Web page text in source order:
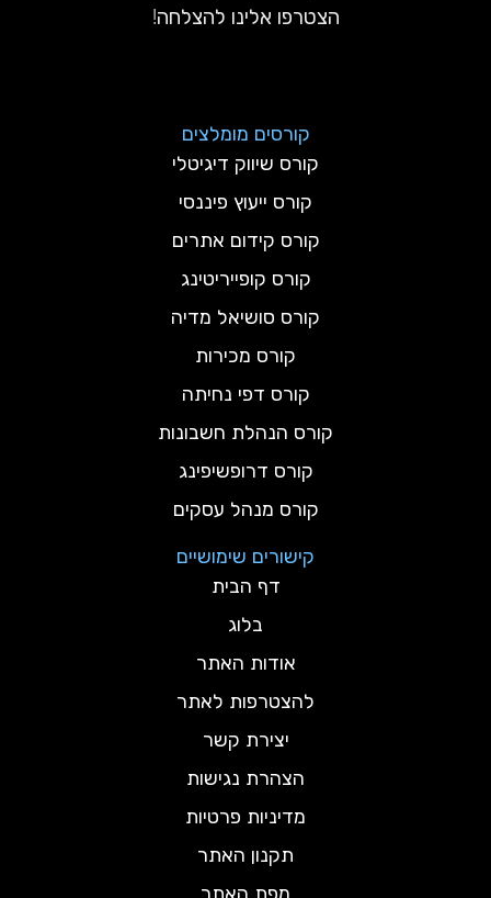
הצטרפו אלינו להצלחה!
קורסים מומלצים
קורס שיווק דיגיטלי
קורס ייעוץ פיננסי
קורס קידום אתרים
קורס קופייריטינג
קורס סושיאל מדיה
קורס מכירות
קורס דפי נחיתה
קורס הנהלת חשבונות
קורס דרופשיפינג
קורס מנהל עסקים
קישורים שימושיים
דף הבית
בלוג
אודות האתר
להצטרפות לאתר
יצירת קשר
הצהרת נגישות
מדיניות פרטיות
תקנון האתר